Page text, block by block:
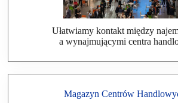
Ułatwiamy kontakt między
a wynajmującymi centra
Magazyn Centrów